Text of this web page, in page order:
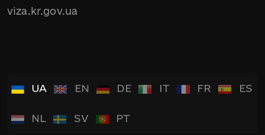
viza.kr.gov.ua
UA EN DE IT FR ES
NL SV PT